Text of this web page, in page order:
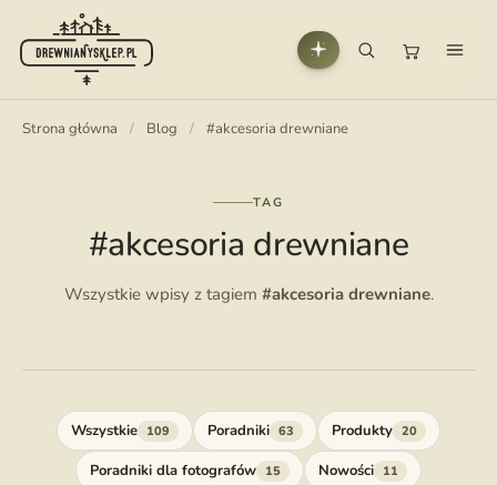
Strona główna / Blog / #akcesoria drewniane
TAG
#akcesoria drewniane
Wszystkie wpisy z tagiem #akcesoria drewniane.
Wszystkie 109 Poradniki 63 Produkty 20
Poradniki dla fotografów 15 Nowości 11